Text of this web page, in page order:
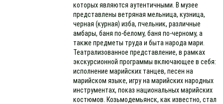
которых являются аутентичными. В музее
представлены ветряная мельница, кузница,
черная (курная) изба, пчельник, различные
амбары, баня по-белому, баня по-черному, а
также предметы труда и быта народа мари.
Театрализованное представление, в рамках
экскурсионной программы включающее в себя:
исполнение марийских танцев, песен на
марийском языке, игру на марийских народных
инструментах, показ национальных марийских
костюмов. Козьмодемьянск, как известно, стал